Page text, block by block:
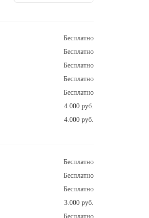
Бесплатно
Бесплатно
Бесплатно
Бесплатно
Бесплатно
4.000 руб.
4.000 руб.
Бесплатно
Бесплатно
Бесплатно
3.000 руб.
Бесплатно